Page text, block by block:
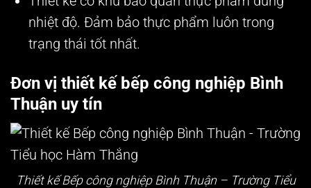
nhiệt độ. Đảm bảo thực phẩm luôn trong
trạng thái tốt nhất.
Đơn vị thiết kế bếp công nghiệp Bình
Thuận uy tín
Thiết kế Bếp công nghiệp Bình Thuận – Trường Tiểu